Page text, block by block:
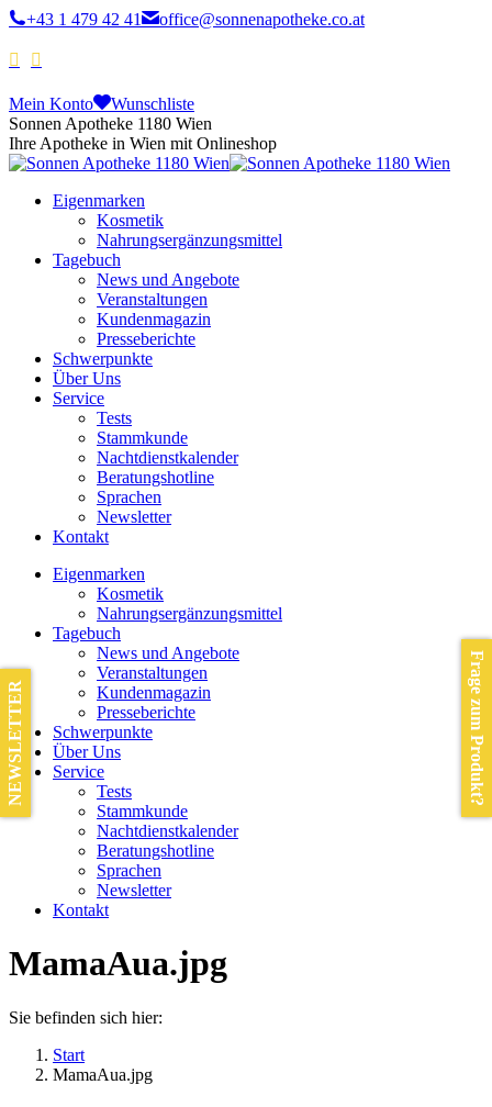
+43 1 479 42 41 office@sonnenapotheke.co.at
Mein Konto
Wunschliste
Sonnen Apotheke 1180 Wien
Ihre Apotheke in Wien mit Onlineshop
Eigenmarken
Kosmetik
Nahrungsergänzungsmittel
Tagebuch
News und Angebote
Veranstaltungen
Kundenmagazin
Presseberichte
Schwerpunkte
Über Uns
Service
Tests
Stammkunde
Nachtdienstkalender
Beratungshotline
Sprachen
Newsletter
Kontakt
Eigenmarken
Kosmetik
Nahrungsergänzungsmittel
Tagebuch
News und Angebote
Veranstaltungen
Kundenmagazin
Presseberichte
Schwerpunkte
Über Uns
Service
Tests
Stammkunde
Nachtdienstkalender
Beratungshotline
Sprachen
Newsletter
Kontakt
MamaAua.jpg
Sie befinden sich hier:
Start
MamaAua.jpg
Frage zum Produkt?
NEWSLETTER